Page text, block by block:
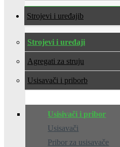
Strojevi i uređaji
Strojevi i uređaji
Agregati za struju
Usisavači i pribor
Usisivači i pribor
Usisavači
Pribor za usisavače